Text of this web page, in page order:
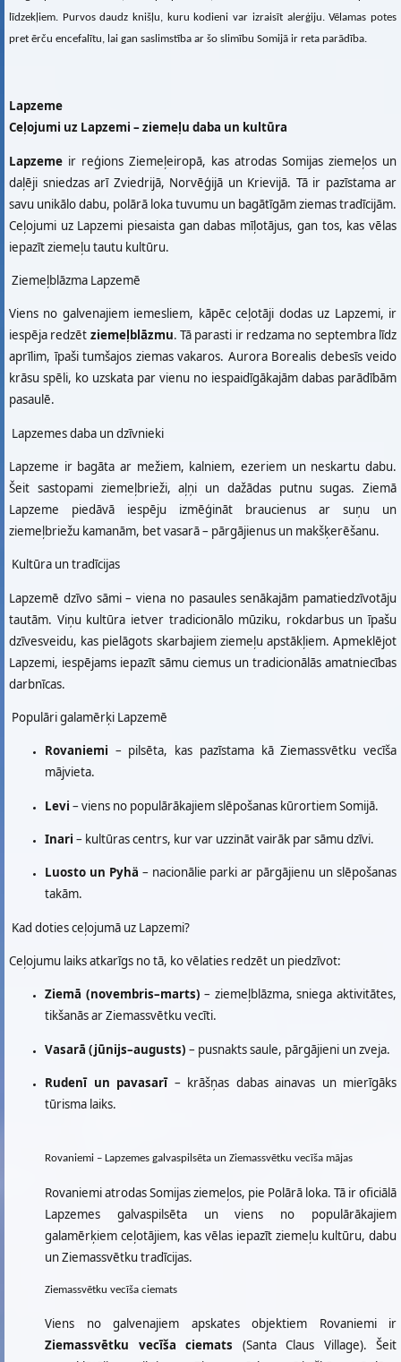
līdzekļiem. Purvos daudz knišļu, kuru kodieni var izraisīt alerģiju. Vēlamas potes
pret ērču encefalītu, lai gan saslimstība ar šo slimību Somijā ir reta parādība.
Lapzeme
Ceļojumi uz Lapzemi – ziemeļu daba un kultūra
Lapzeme ir reģions Ziemeļeiropā, kas atrodas Somijas ziemeļos un
daļēji sniedzas arī Zviedrijā, Norvēģijā un Krievijā. Tā ir pazīstama ar
savu unikālo dabu, polārā loka tuvumu un bagātīgām ziemas tradīcijām.
Ceļojumi uz Lapzemi piesaista gan dabas mīļotājus, gan tos, kas vēlas
iepazīt ziemeļu tautu kultūru.
Ziemeļblāzma Lapzemē
Viens no galvenajiem iemesliem, kāpēc ceļotāji dodas uz Lapzemi, ir
iespēja redzēt ziemeļblāzmu. Tā parasti ir redzama no septembra līdz
aprīlim, īpaši tumšajos ziemas vakaros. Aurora Borealis debesīs veido
krāsu spēli, ko uzskata par vienu no iespaidīgākajām dabas parādībām
pasaulē.
Lapzemes daba un dzīvnieki
Lapzeme ir bagāta ar mežiem, kalniem, ezeriem un neskartu dabu.
Šeit sastopami ziemeļbrieži, aļņi un dažādas putnu sugas. Ziemā
Lapzeme piedāvā iespēju izmēģināt braucienus ar suņu un
ziemeļbriežu kamanām, bet vasarā – pārgājienus un makšķerēšanu.
Kultūra un tradīcijas
Lapzemē dzīvo sāmi – viena no pasaules senākajām pamatiedzīvotāju
tautām. Viņu kultūra ietver tradicionālo mūziku, rokdarbus un īpašu
dzīvesveidu, kas pielāgots skarbajiem ziemeļu apstākļiem. Apmeklējot
Lapzemi, iespējams iepazīt sāmu ciemus un tradicionālās amatniecības
darbnīcas.
Populāri galamērķi Lapzemē
Rovaniemi – pilsēta, kas pazīstama kā Ziemassvētku vecīša
mājvieta.
Levi – viens no populārākajiem slēpošanas kūrortiem Somijā.
Inari – kultūras centrs, kur var uzzināt vairāk par sāmu dzīvi.
Luosto un Pyhä – nacionālie parki ar pārgājienu un slēpošanas
takām.
Kad doties ceļojumā uz Lapzemi?
Ceļojumu laiks atkarīgs no tā, ko vēlaties redzēt un piedzīvot:
Ziemā (novembris–marts) – ziemeļblāzma, sniega aktivitātes,
tikšanās ar Ziemassvētku vecīti.
Vasarā (jūnijs–augusts) – pusnakts saule, pārgājieni un zveja.
Rudenī un pavasarī– krāšņas dabas ainavas un mierīgāks
tūrisma laiks.
Rovaniemi – Lapzemes galvaspilsēta un Ziemassvētku vecīša mājas
Rovaniemi atrodas Somijas ziemeļos, pie Polārā loka. Tā ir oficiālā
Lapzemes galvaspilsēta un viens no populārākajiem
galamērķiem ceļotājiem, kas vēlas iepazīt ziemeļu kultūru, dabu
un Ziemassvētku tradīcijas.
Ziemassvētku vecīša ciemats
Viens no galvenajiem apskates objektiem Rovaniemi ir
Ziemassvētku vecīša ciemats (Santa Claus Village). Šeit